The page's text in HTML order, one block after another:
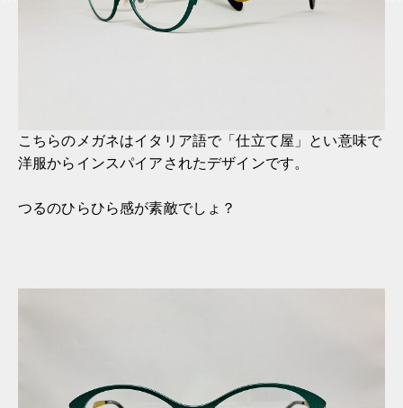
こちらのメガネはイタリア語で「仕立て屋」とい意味で
洋服からインスパイアされたデザインです。
つるのひらひら感が素敵でしょ？